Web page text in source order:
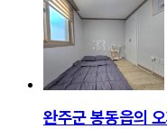
완주군 봉동읍의